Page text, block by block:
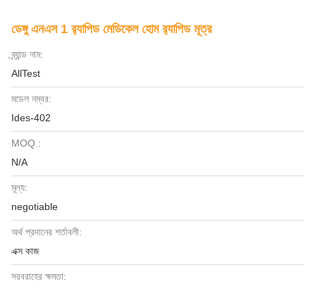
ডেঙ্গু এনএস 1 র‌্যাপিড মেডিকেল হোম র‌্যাপিড মূত্র
ব্র্যান্ড নাম:
AllTest
মডেল নম্বর:
Ides-402
MOQ.:
N/A
মূল্য:
negotiable
অর্থ প্রদানের শর্তাবলী:
এক্স কাজ
সরবরাহের ক্ষমতা: